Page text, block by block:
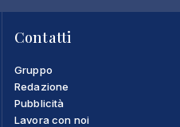
Contatti
Gruppo
Redazione
Pubblicità
Lavora con noi